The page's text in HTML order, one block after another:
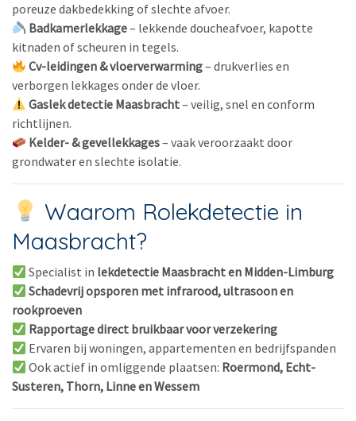
poreuze dakbedekking of slechte afvoer.
Badkamerlekkage– lekkende doucheafvoer, kapotte
kitnaden of scheuren in tegels.
Cv-leidingen & vloerverwarming– drukverlies en
verborgen lekkages onder de vloer.
Gaslek detectie Maasbracht– veilig, snel en conform
richtlijnen.
Kelder- & gevellekkages– vaak veroorzaakt door
grondwater en slechte isolatie.
Waarom Rolekdetectie in
Maasbracht?
Specialist in lekdetectie Maasbracht en Midden-Limburg
Schadevrij opsporen met infrarood, ultrasoon en
rookproeven
Rapportage direct bruikbaar voor verzekering
Ervaren bij woningen, appartementen en bedrijfspanden
Ook actief in omliggende plaatsen: Roermond, Echt-
Susteren, Thorn, Linne en Wessem